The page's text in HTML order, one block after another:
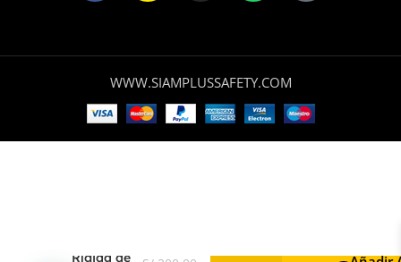
WWW.SIAMPLUSSAFETY.COM
Rígida de